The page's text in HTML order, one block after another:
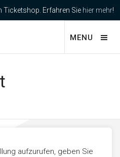
Ticketshop. Erfahren Sie hier mehr!
MENU
aufzurufen, geben Sie